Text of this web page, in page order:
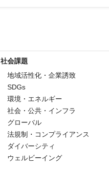
社会課題
地域活性化・企業誘致
SDGs
環境・エネルギー
社会・公共・インフラ
グローバル
法規制・コンプライアンス
ダイバーシティ
ウェルビーイング